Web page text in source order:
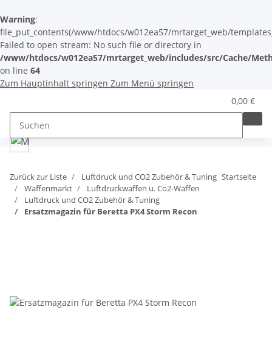
Warning:
file_put_contents(/www/htdocs/w012ea57/mrtarget_web/
Failed to open stream: No such file or directory in
/www/htdocs/w012ea57/mrtarget_web/includes/src/Cache/
on line 64
Zum Hauptinhalt springen Zum Menü springen
0,00 €
Zurück zur Liste Luftdruck und CO2 Zubehör & Tuning Startseite
Waffenmarkt
Luftdruckwaffen u. Co2-Waffen
Luftdruck und CO2 Zubehör & Tuning
Ersatzmagazin für Beretta PX4 Storm Recon